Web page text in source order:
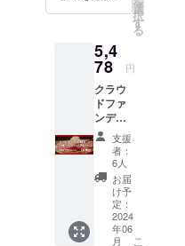
2024年
12月末
おつり
は出ま
せんの
で予め
ご了承
下さい
※その他
クーポ
ンや割
引との
併用は
できま
せん
選
択
す
る
5,4
78 円
クラウ
ドファ
ンディ
ング限
定 『牛
たん
しゃぶ
しゃぶ
堪能
コー
ス』招
支援
者：
6人
お届
け予
定：
2024
年06
月
こ